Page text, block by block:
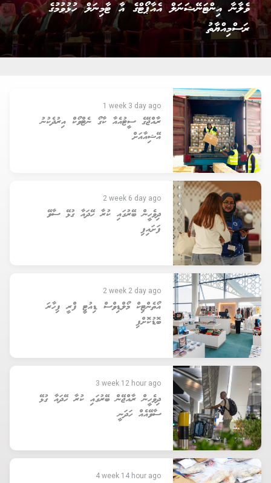
ފަސްލައްކަ ވަނަ ފަތުރުވެރިޔާއަށް ހޫނު މަރުހަބާއެއް!
1 week 3 day ago
ރާއްޖޭގެ ސީޓުއެއާ ކާގޯ ނެޓްވޯކް އިރުދެކުނު
އޭޝިއާއަށް
2 week 6 day ago
ދިވެހީން ބޭރުގައި ކުރާ ހޭދައާ ގުޅޭ ސާވޭ
ފަށައިފި
2 week 2 day ago
އޯތެންޓިކް މޯލްޑިވްސް ޑިއުޓީ ފްރީ ފިހާރަ
ބޮޑުކޮށްފި
3 week 12 hour ago
ދިވެހީން ރާއްޖޭން ބޭރުގައި ކުރާ ހޭދައާ ގުޅޭ
ސާވޭއެއް ހަދަނީ
4 week 14 hour ago